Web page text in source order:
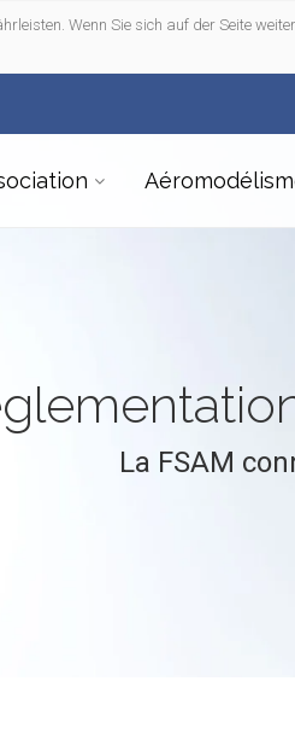
Wenn Sie sich auf der Seite
La FSAM